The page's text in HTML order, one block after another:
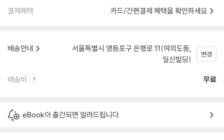
결제혜택 카드/간편결제 혜택을 확인하세요
배송안내
서울특별시 영등포구 은행로 11(여의도동,
일신빌딩)
변경
배송비 무료
eBook이 출간되면 알려드립니다.